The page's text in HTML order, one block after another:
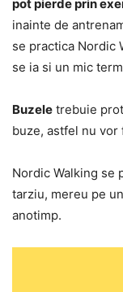
pot pierde prin
inainte de
se practica Nordic
se ia si un mic
Buzele trebuie
buze, astfel nu vor
Nordic Walking se
tarziu, mereu pe
anotimp.